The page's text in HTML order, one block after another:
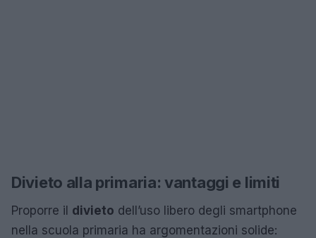
Divieto alla primaria: vantaggi e limiti
Proporre il divieto dell’uso libero degli smartphone
nella scuola primaria ha argomentazioni solide: